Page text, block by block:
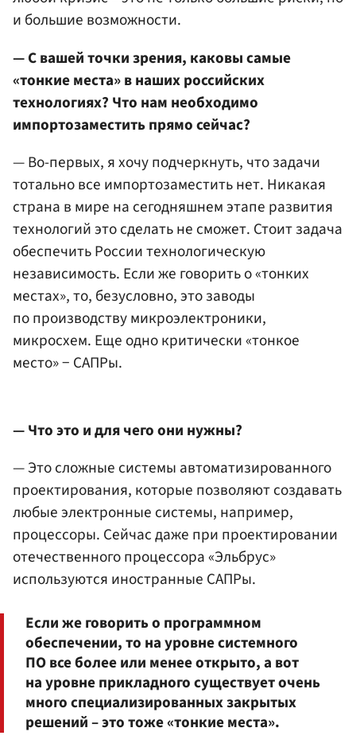
и большие возможности.
— С вашей точки зрения, каковы самые
«тонкие места» в наших российских
технологиях? Что нам необходимо
импортозаместить прямо сейчас?
— Во-первых, я хочу подчеркнуть, что задачи
тотально все импортозаместить нет. Никакая
страна в мире на сегодняшнем этапе развития
технологий это сделать не сможет. Стоит задача
обеспечить России технологическую
независимость. Если же говорить о «тонких
местах», то, безусловно, это заводы
по производству микроэлектроники,
микросхем. Еще одно критически «тонкое
место» − САПРы.
— Что это и для чего они нужны?
— Это сложные системы автоматизированного
проектирования, которые позволяют создавать
любые электронные системы, например,
процессоры. Сейчас даже при проектировании
отечественного процессора «Эльбрус»
используются иностранные САПРы.
Если же говорить о программном
обеспечении, то на уровне системного
ПО все более или менее открыто, а вот
на уровне прикладного существует очень
много специализированных закрытых
решений – это тоже «тонкие места».